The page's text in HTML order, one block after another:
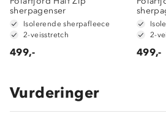
sherpagenser
Isolerende sherpafleece
2-veisstretch
499,-
2-
499,-
Vurderinger